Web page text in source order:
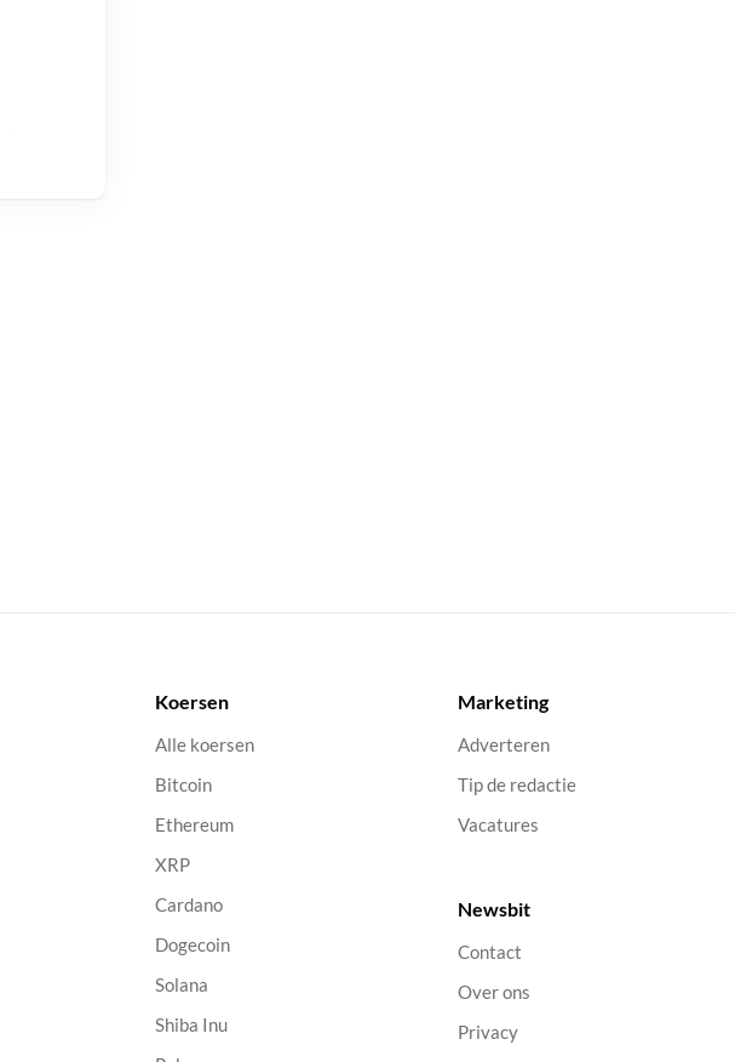
Koersen
Alle koersen
Bitcoin
Ethereum
XRP
Cardano
Dogecoin
Solana
Shiba Inu
Marketing
Adverteren
Tip de redactie
Vacatures
Newsbit
Contact
Over ons
Privacy